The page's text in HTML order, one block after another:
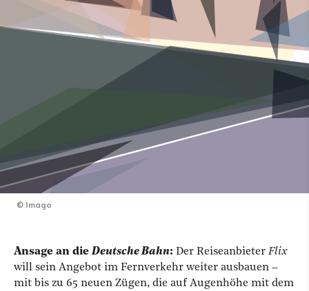
© Imago
Ansage an dieDeutsche Bahn: Der Reiseanbieter Flix
will sein Angebot im Fernverkehr weiter ausbauen –
mit bis zu 65 neuen Zügen, die auf Augenhöhe mit dem